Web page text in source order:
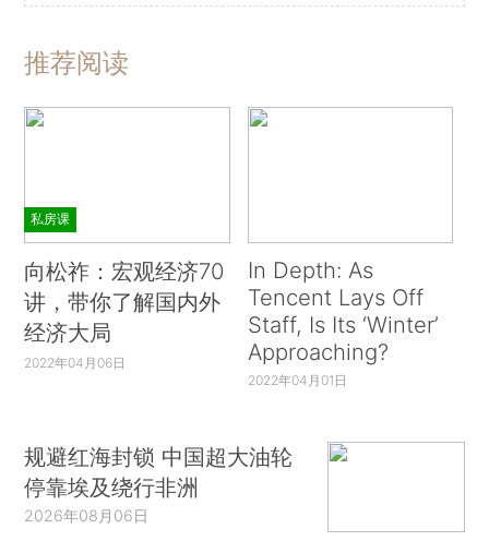
推荐阅读
私房课
向松祚：宏观经济70
讲，带你了解国内外
经济大局
2022年04月06日
In Depth: As
Tencent Lays Off
Staff, Is Its ‘Winter’
Approaching?
2022年04月01日
规避红海封锁 中国超大油轮
停靠埃及绕行非洲
2026年08月06日